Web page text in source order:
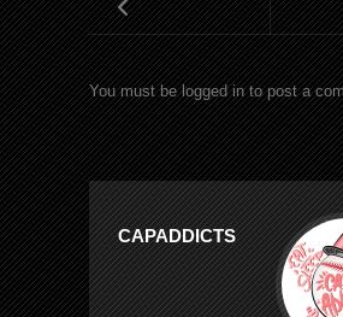
You must be logged in to post a
CAPADDICTS